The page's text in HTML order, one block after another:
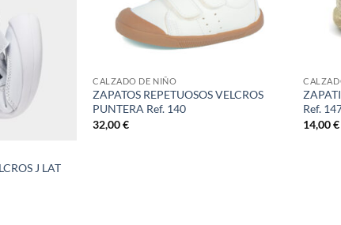
J LAT
CALZADO DE NIÑO
ZAPATOS REPETUOSOS VELCROS
PUNTERA Ref. 140
32,00€
Ref.
14,00€